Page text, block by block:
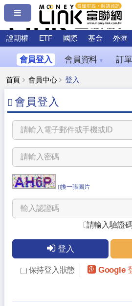
證期權 ETF 國際 基金 外匯
會員登入 會員資料 ▼ 訂
首頁 會員中心 登入
會員登入
換一張圖片
〔請輸入驗證碼
登入
保持登入狀態 Google